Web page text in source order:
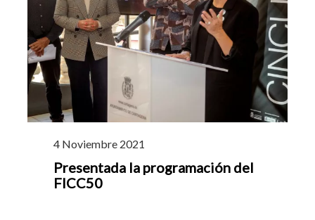
4 Noviembre 2021
Presentada la programación del
FICC50